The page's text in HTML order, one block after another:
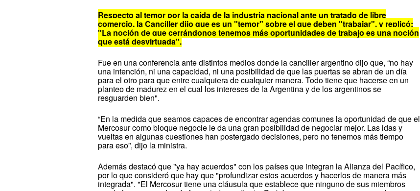
Respecto al temor por la caída de la industria nacional ante un tratado de libre
comercio, la Cancillerdijo que es un "temor" sobre el que deben "trabajar", y replicó:
"La noción de que cerrándonos tenemos más oportunidades de trabajo es una noción
que está desvirtuada".
Fue en una conferencia ante distintos medios donde la canciller argentino dijo que, “no hay
una intención, ni una capacidad, ni una posibilidad de que las puertas se abran de un día
para el otro para que entre cualquiera de cualquier manera. Todo tiene que hacerse en un
planteo de madurez en el cual los intereses de la Argentinay de los argentinos se
resguarden bien".
“En la medida que seamos capaces de encontrar agendas comunes la oportunidad de que el
Mercosur como bloque negocie le da una gran posibilidad de negociar mejor. Las idas y
vueltas en algunas cuestiones han postergado decisiones, pero no tenemos más tiempo
para eso”, dijo la ministra.
Además destacó que "ya hay acuerdos" con los países que integran la Alianzadel Pacífico,
por lo que consideró que hay que "profundizar estos acuerdos y hacerlos de manera más
integrada". "El Mercosur tiene una cláusula que establece que ninguno de sus miembros